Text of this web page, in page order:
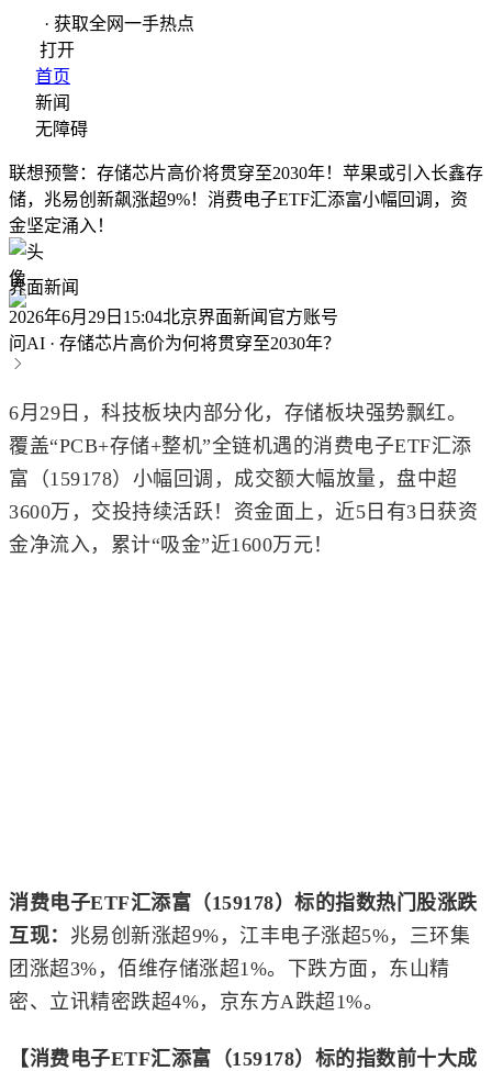
· 获取全网一手热点
打开
首页
新闻
无障碍
联想预警：存储芯片高价将贯穿至2030年！苹果或引入长鑫存
储，兆易创新飙涨超9%！消费电子ETF汇添富小幅回调，资
金坚定涌入！
界面新闻
2026年6月29日15:04北京界面新闻官方账号
问AI · 存储芯片高价为何将贯穿至2030年？
6月29日，科技板块内部分化，存储板块强势飘红。
覆盖“PCB+存储+整机”全链机遇的消费电子ETF汇添
富（159178）小幅回调，成交额大幅放量，盘中超
3600万，交投持续活跃！资金面上，近5日有3日获资
金净流入，累计“吸金”近1600万元！
消费电子ETF汇添富（159178）标的指数热门股涨跌
互现： 兆易创新涨超9%， 江丰电子涨超5%，
三环集
团 涨超3%， 佰维存储涨超1%。下跌方面， 东山精
密、 立讯精密跌超4%， 京东方A 跌超1%。
【消费电子ETF汇添富（159178）标的指数前十大成